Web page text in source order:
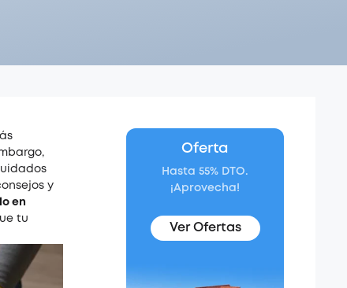
y
en
tu
Oferta
Hasta 55% DTO.
¡Aprovecha!
Ver Ofertas